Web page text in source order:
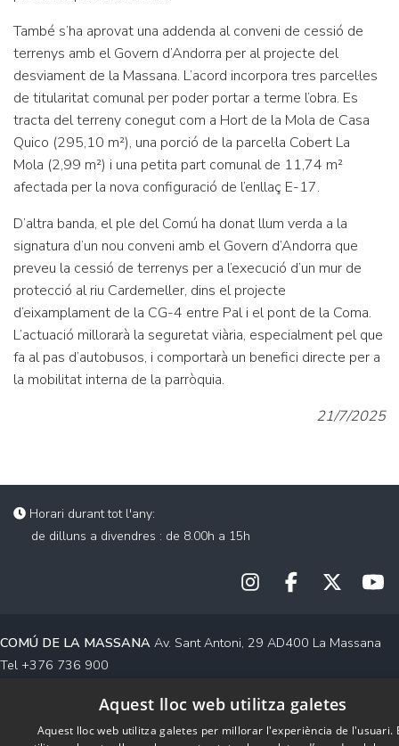
També s’ha aprovat una addenda al conveni de cessió de
terrenys amb el Govern d’Andorra per al projecte del
desviament de la Massana. L’acord incorpora tres parcel·les
de titularitat comunal per poder portar a terme l’obra. Es
tracta del terreny conegut com a Hort de la Mola de Casa
Quico (295,10 m²), una porció de la parcel·la Cobert La
Mola (2,99 m²) i una petita part comunal de 11,74 m²
afectada per la nova configuració de l’enllaç E-17.
D’altra banda, el ple del Comú ha donat llum verda a la
signatura d’un nou conveni amb el Govern d’Andorra que
preveu la cessió de terrenys per a l’execució d’un mur de
protecció al riu Cardemeller, dins el projecte
d’eixamplament de la CG-4 entre Pal i el pont de la Coma.
L’actuació millorarà la seguretat viària, especialment pel que
fa al pas d’autobusos, i comportarà un benefici directe per a
la mobilitat interna de la parròquia.
21/7/2025
Horari durant tot l'any:
de dilluns a divendres : de 8.00h a 15h
COMÚ DE LA MASSANA Av. Sant Antoni, 29 AD400 La Massana
Tel +376 736 900
Aquest lloc web utilitza galetes
Aquest lloc web utilitza galetes per millorar l'experiència de l'usuari.